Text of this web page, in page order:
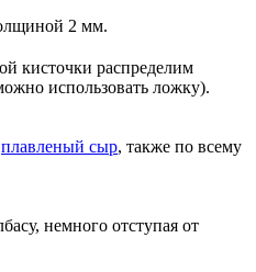
2 мм.
кисточки распределим
использовать ложку).
плавленый сыр, также по всему
немного отступая от